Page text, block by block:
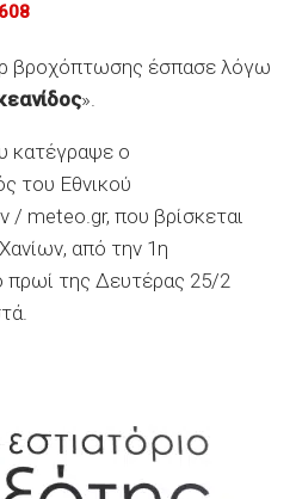
608
βροχόπτωσης έσπασε λόγω
».
κατέγραψε ο
του Εθνικού
meteo.gr, που βρίσκεται
από την 1η
πρωί της Δευτέρας 25/2